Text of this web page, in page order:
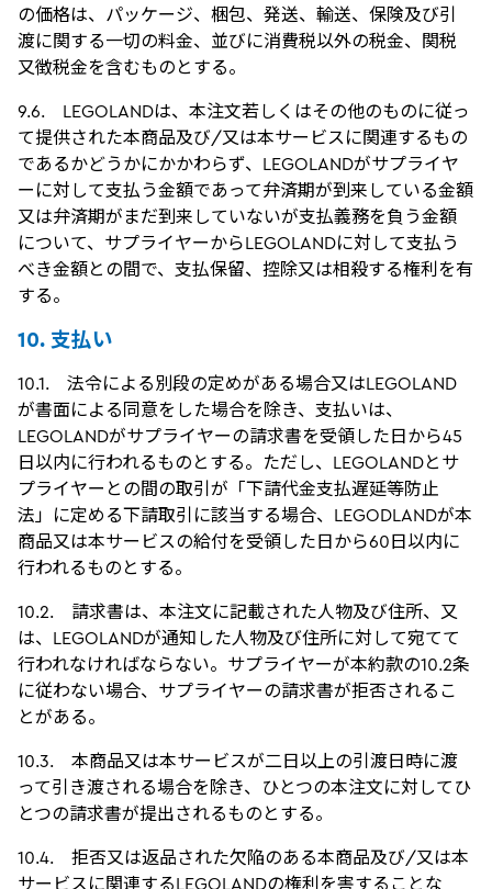
の価格は、パッケージ、梱包、発送、輸送、保険及び引
渡に関する一切の料金、並びに消費税以外の税金、関税
又徴税金を含むものとする。
9.6. LEGOLANDは、本注文若しくはその他のものに従っ
て提供された本商品及び/又は本サービスに関連するもの
であるかどうかにかかわらず、LEGOLANDがサプライヤ
ーに対して支払う金額であって弁済期が到来している金額
又は弁済期がまだ到来していないが支払義務を負う金額
について、サプライヤーからLEGOLANDに対して支払う
べき金額との間で、支払保留、控除又は相殺する権利を有
する。
10. 支払い
10.1. 法令による別段の定めがある場合又はLEGOLAND
が書面による同意をした場合を除き、支払いは、
LEGOLANDがサプライヤーの請求書を受領した日から45
日以内に行われるものとする。ただし、LEGOLANDとサ
プライヤーとの間の取引が「下請代金支払遅延等防止
法」に定める下請取引に該当する場合、LEGODLANDが本
商品又は本サービスの給付を受領した日から60日以内に
行われるものとする。
10.2. 請求書は、本注文に記載された人物及び住所、又
は、LEGOLANDが通知した人物及び住所に対して宛てて
行われなければならない。サプライヤーが本約款の10.2条
に従わない場合、サプライヤーの請求書が拒否されるこ
とがある。
10.3. 本商品又は本サービスが二日以上の引渡日時に渡
って引き渡される場合を除き、ひとつの本注文に対してひ
とつの請求書が提出されるものとする。
10.4. 拒否又は返品された欠陥のある本商品及び/又は本
サービスに関連するLEGOLANDの権利を害することな